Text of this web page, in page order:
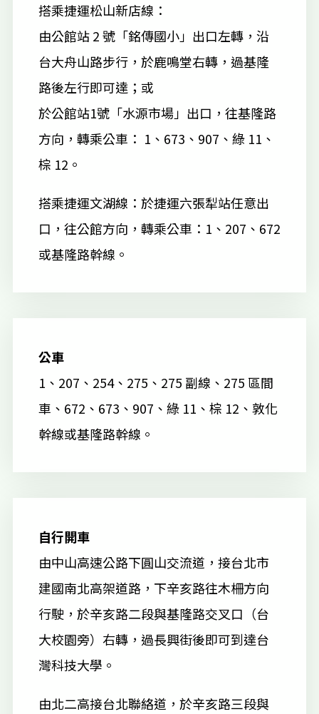
搭乘捷運松山新店線：
由公館站 2 號「銘傳國小」出口左轉，沿
台大舟山路步行，於鹿鳴堂右轉，過基隆
路後左行即可達；或
於公館站1號「水源市場」出口，往基隆路
方向，轉乘公車： 1、673、907、綠 11、
棕 12。
搭乘捷運文湖線：於捷運六張犁站任意出
口，往公館方向，轉乘公車：1、207、672
或基隆路幹線。
公車
1、207、254、275、275 副線、275 區間
車、672、673、907、綠 11、棕 12、敦化
幹線或基隆路幹線。
自行開車
由中山高速公路下圓山交流道，接台北市
建國南北高架道路，下辛亥路往木柵方向
行駛，於辛亥路二段與基隆路交叉口（台
大校園旁）右轉，過長興街後即可到達台
灣科技大學。
由北二高接台北聯絡道，於辛亥路三段與